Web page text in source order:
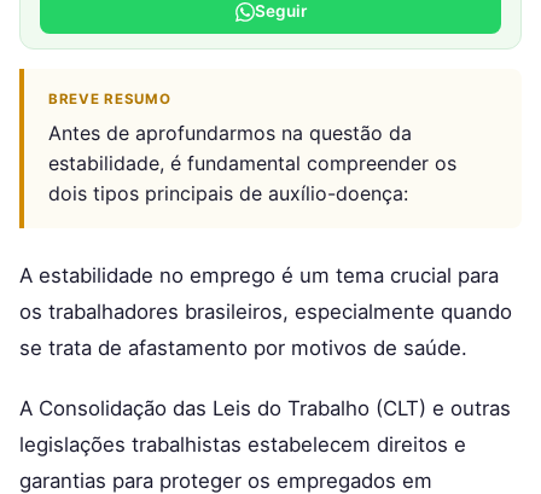
Seguir
BREVE RESUMO
Antes de aprofundarmos na questão da
estabilidade, é fundamental compreender os
dois tipos principais de auxílio-doença:
A estabilidade no emprego é um tema crucial para
os trabalhadores brasileiros, especialmente quando
se trata de afastamento por motivos de saúde.
A Consolidação das Leis do Trabalho (CLT) e outras
legislações trabalhistas estabelecem direitos e
garantias para proteger os empregados em